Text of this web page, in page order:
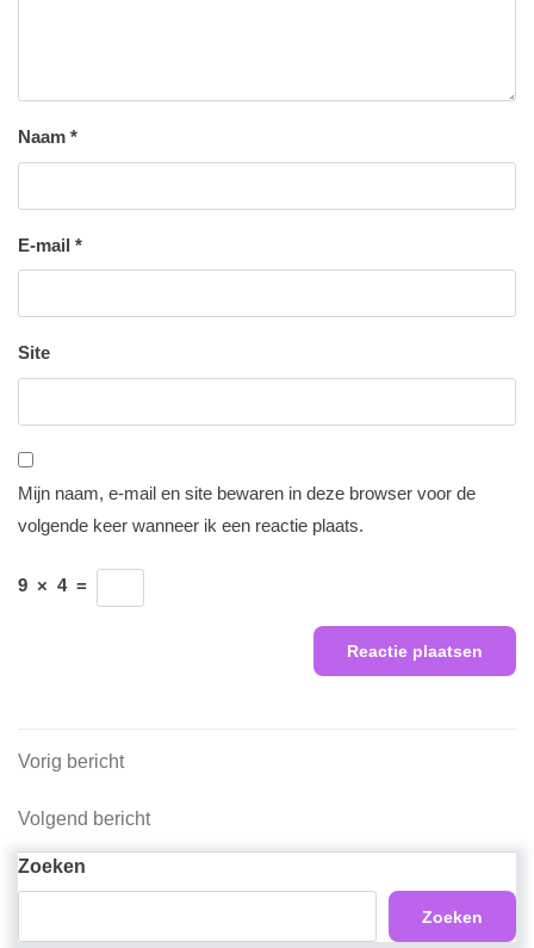
Naam *
E-mail *
Site
Mijn naam, e-mail en site bewaren in deze browser voor de
volgende keer wanneer ik een reactie plaats.
9 × 4 =
Berichtnavigatie
Vorig
Vorig bericht
Volgend
bericht
Volgend bericht
Zoeken
Zoeken